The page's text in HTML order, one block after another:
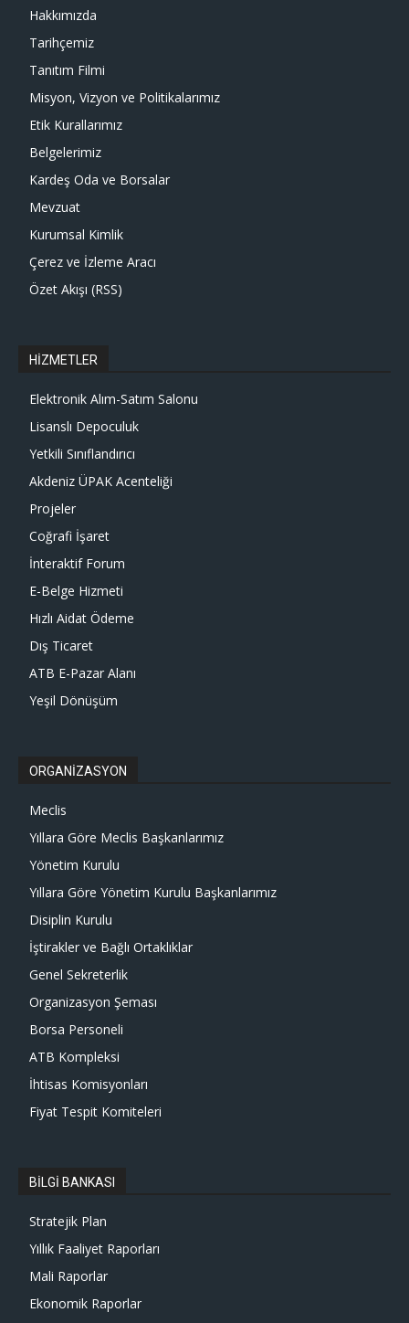
Hakkımızda
Tarihçemiz
Tanıtım Filmi
Misyon, Vizyon ve Politikalarımız
Etik Kurallarımız
Belgelerimiz
Kardeş Oda ve Borsalar
Mevzuat
Kurumsal Kimlik
Çerez ve İzleme Aracı
Özet Akışı (RSS)
HİZMETLER
Elektronik Alım-Satım Salonu
Lisanslı Depoculuk
Yetkili Sınıflandırıcı
Akdeniz ÜPAK Acenteliği
Projeler
Coğrafi İşaret
İnteraktif Forum
E-Belge Hizmeti
Hızlı Aidat Ödeme
Dış Ticaret
ATB E-Pazar Alanı
Yeşil Dönüşüm
ORGANİZASYON
Meclis
Yıllara Göre Meclis Başkanlarımız
Yönetim Kurulu
Yıllara Göre Yönetim Kurulu Başkanlarımız
Disiplin Kurulu
İştirakler ve Bağlı Ortaklıklar
Genel Sekreterlik
Organizasyon Şeması
Borsa Personeli
ATB Kompleksi
İhtisas Komisyonları
Fiyat Tespit Komiteleri
BİLGİ BANKASI
Stratejik Plan
Yıllık Faaliyet Raporları
Mali Raporlar
Ekonomik Raporlar